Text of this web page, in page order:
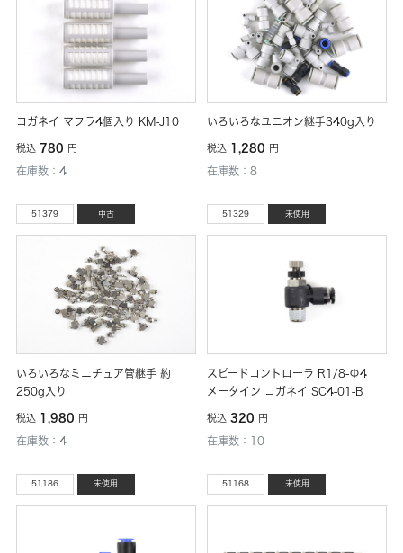
コガネイ マフラ4個入り KM-J10
税込780 円
在庫数：4
いろいろなユニオン継手340g入り
税込 1,280 円
在庫数：8
51379 中古
いろいろなミニチュア管継手 約
250g入り
税込 1,980 円
在庫数：4
51329 未使用
スピードコントローラ R1/8-Φ4
メータイン コガネイ SC4-01-B
税込320 円
在庫数：10
51186 未使用 51168 未使用